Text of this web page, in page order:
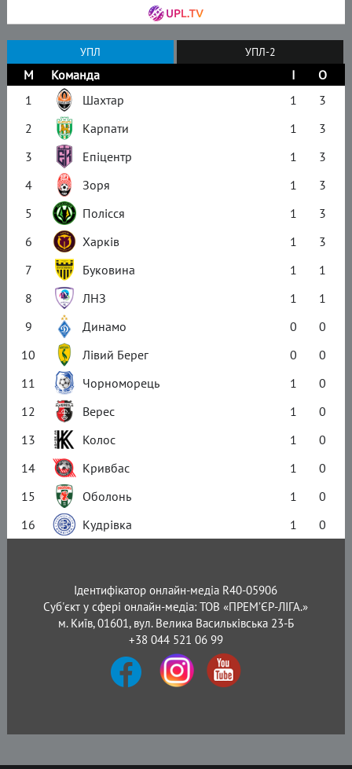
УПЛ УПЛ-2
М Команда І
О
1
Шахтар 1
3
2
Карпати 1
3
3
Епіцентр 1
3
4
Зоря 1
3
5
Полісся 1
3
6
Харків 1
3
7
Буковина 1
1
8
ЛНЗ 1
1
9
Динамо 0
0
10
Лівий Берег 0
0
11
Чорноморець 1
0
12
Верес 1
0
13
Колос 1
0
14
Кривбас 1
0
15
Оболонь 1
0
16
Кудрівка 1 0
Ідентифікатор онлайн-медіа R40-05906
Суб'єкт у сфері онлайн-медіа: ТОВ «ПРЕМ’ЄР-ЛІГА.»
м. Київ, 01601, вул. Велика Васильківська 23-Б
+38 044 521 06 99